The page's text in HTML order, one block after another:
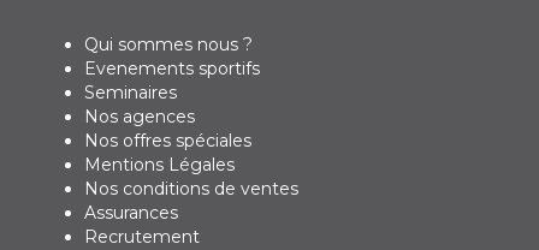
Qui sommes nous ?
Evenements sportifs
Seminaires
Nos agences
Nos offres spéciales
Mentions Légales
Nos conditions de ventes
Assurances
Recrutement